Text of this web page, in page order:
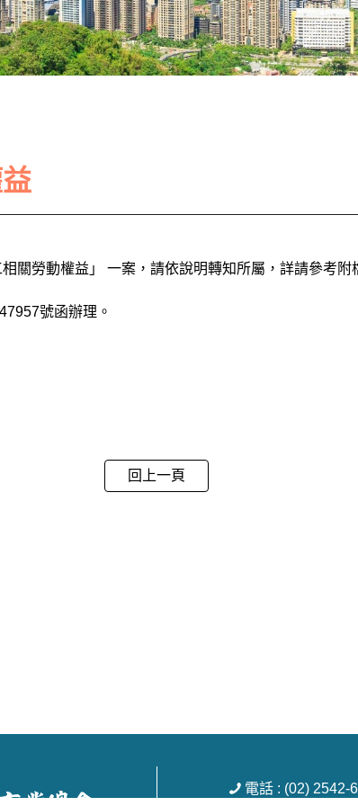
關勞動權益」 一案，請依說明轉知所屬，詳請參考附
號函辦理。
回上一頁
電話 : (02) 2542-